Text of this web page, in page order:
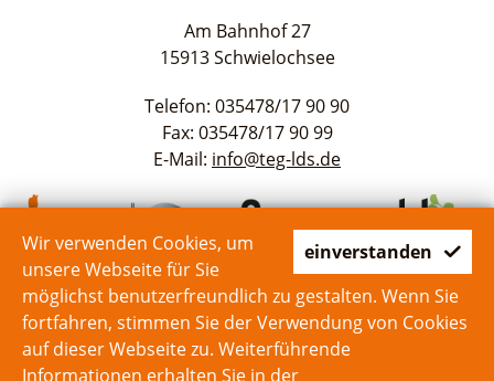
einverstanden
Wir verwenden Cookies, um
unsere Webseite für Sie
möglichst benutzerfreundlich zu gestalten. Wenn Sie
fortfahren, stimmen Sie der Verwendung von Cookies
auf dieser Webseite zu. Weiterführende
Informationen erhalten Sie in der
Am Bahnhof 27
15913 Schwielochsee
Telefon: 035478/17 90 90
Fax: 035478/17 90 99
E-Mail: info@teg-lds.de
Start Kontakt Impressum Datenschutz